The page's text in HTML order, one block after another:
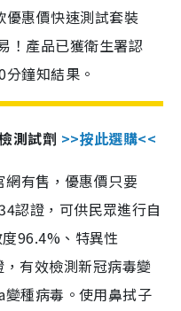
優惠價快速測試套裝
！產品已獲衛生署認
鐘知結果。
測試劑 >>按此選購<<
有售，優惠價只要
認證，可供民眾進行自
96.4%、特異性
有效檢測新冠病毒變
種病毒。使用鼻拭子